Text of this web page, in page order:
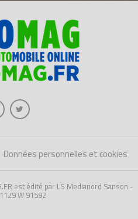
Données personnelles et cookies
est édité par LS Medianord Sanson -
W 91592